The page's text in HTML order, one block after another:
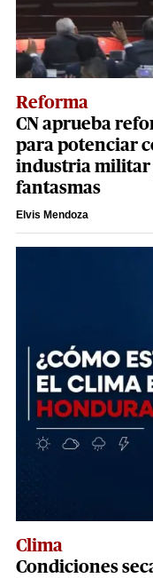
Reforma
CN aprueba
para potenciar
industria militar
fantasmas
Elvis Mendoza
Clima
Condiciones